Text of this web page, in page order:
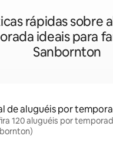
rápidas sobre
ideais para
Sanbornton
de aluguéis por
120 aluguéis por